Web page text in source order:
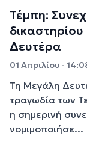
Τέμπη:
Δευτέρα
01 Απριλίου -
Τη Μεγάλη
τραγωδία των
η σημερινή
νομιμοποιήσε...